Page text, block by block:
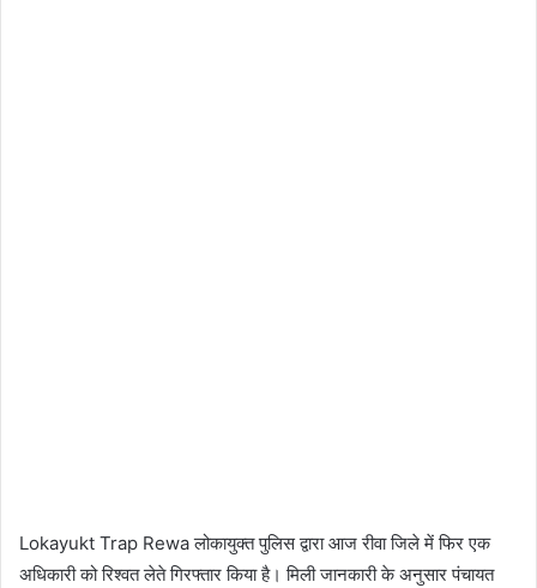
Lokayukt Trap Rewa लोकायुक्त पुलिस द्वारा आज रीवा जिले में फिर एक
अधिकारी को रिश्वत लेते गिरफ्तार किया है। मिली जानकारी के अनुसार पंचायत